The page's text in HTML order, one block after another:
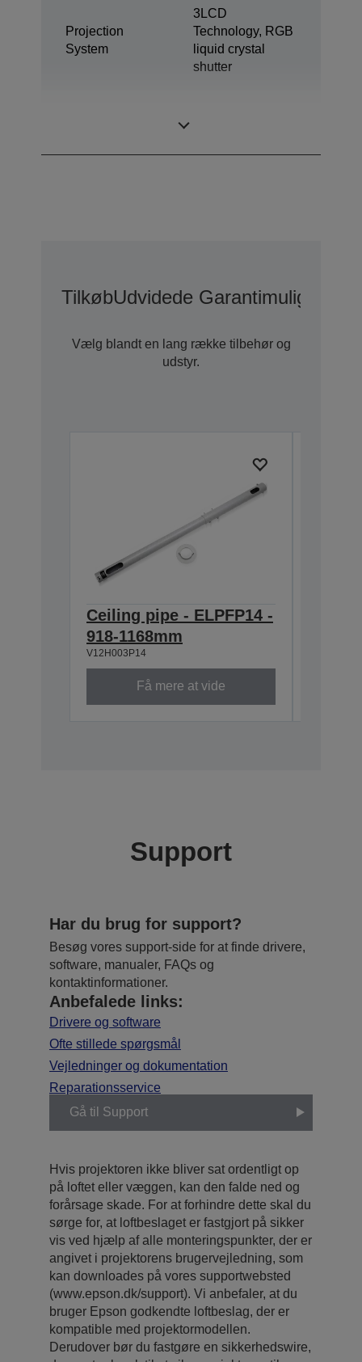
Projection
System
3LCD
Technology, RGB
liquid crystal
shutter
TilkøbUdvidede
Vælg blandt en lang række tilbehør og
udstyr.
Ceiling pipe - ELPFP14 -
918-1168mm
V12H003P14
Få mere at vide
Support
Har du brug for support?
Besøg vores support-side for at finde drivere,
software, manualer, FAQs og
kontaktinformationer.
Anbefalede links:
Drivere og software
Ofte stillede spørgsmål
Vejledninger og dokumentation
Reparationsservice
Gå til Support
Hvis projektoren ikke bliver sat ordentligt op
på loftet eller væggen, kan den falde ned og
forårsage skade. For at forhindre dette skal du
sørge for, at loftbeslaget er fastgjort på sikker
vis ved hjælp af alle monteringspunkter, der er
angivet i projektorens brugervejledning, som
kan downloades på vores supportwebsted
(www.epson.dk/support). Vi anbefaler, at du
bruger Epson godkendte loftbeslag, der er
kompatible med projektormodellen.
Derudover bør du fastgøre en sikkerhedswire,